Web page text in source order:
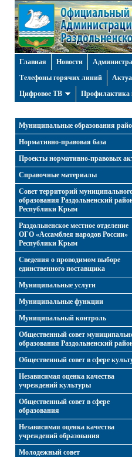
Главная Новости
Телефоны горячих линий
Цифровое ТВ
Профилактика
Муниципальные образования
Нормативно-правовая база
Проекты нормативно-правовых
Справочные материалы
Совет территорий
образования Раздольненский
Республики Крым
Раздольненское местное отделение
ОГО «Ассамблея народов России»
Республики Крым
Cведения о проводимом выборе
единственного поставщика
Муниципальные услуги
Муниципальные функции
Муниципальный контроль
Общественный совет
образования Раздольненский
Общественный совет в сфере
Независимая оценка качества
учреждений культуры
Общественный совет в сфере
образования
Независимая оценка качества
учреждений образования
Молодежный совет